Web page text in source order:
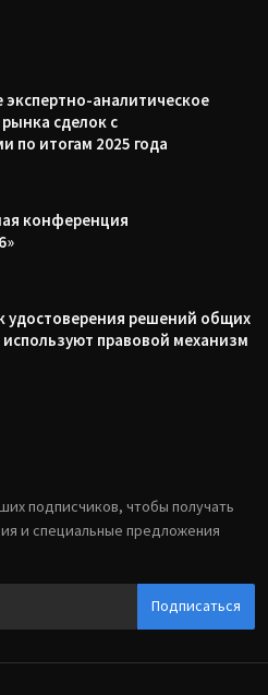
аналитическое
сделок с
по итогам 2025 года
конференция
удостоверения решений общих
правовой механизм
подписчиков, чтобы получать
и специальные предложения
Подписаться